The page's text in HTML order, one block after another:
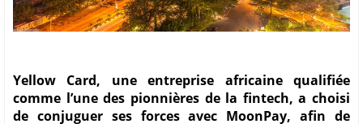
Yellow Card, une entreprise africaine qualifiée
comme l’une des pionnières de la fintech, a choisi
de conjuguer ses forces avec MoonPay, afin de